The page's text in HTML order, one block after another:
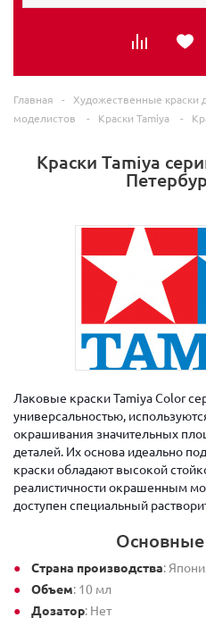
Главная - Художественные краски
моделистов
- Краски Tamiya -
Краски Tamiya
Лаковые краски Tamiya Color
универсальностью,
окрашивания значительных
деталей. Их основа идеально
краски обладают высокой
реалистичности окрашенным
доступен специальный
Основные
Страна производства:
Объем: 10 мл
Дозатор: Нет